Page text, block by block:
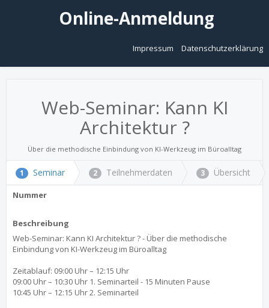
Online-Anmeldung
Impressum Datenschutzerklärung
Web-Seminar: Kann KI
Architektur ?
Über die methodische Einbindung von KI-Werkzeug im Büroalltag
1 Seminar 2 Teilnehmerdaten 3 Übersicht
Nummer
Beschreibung
Web-Seminar: Kann KI Architektur ? - Über die methodische
Einbindung von KI-Werkzeug im Büroalltag
Zeitablauf: 09:00 Uhr – 12:15 Uhr
09:00 Uhr – 10:30 Uhr 1. Seminarteil - 15 Minuten Pause
10:45 Uhr – 12:15 Uhr 2. Seminarteil